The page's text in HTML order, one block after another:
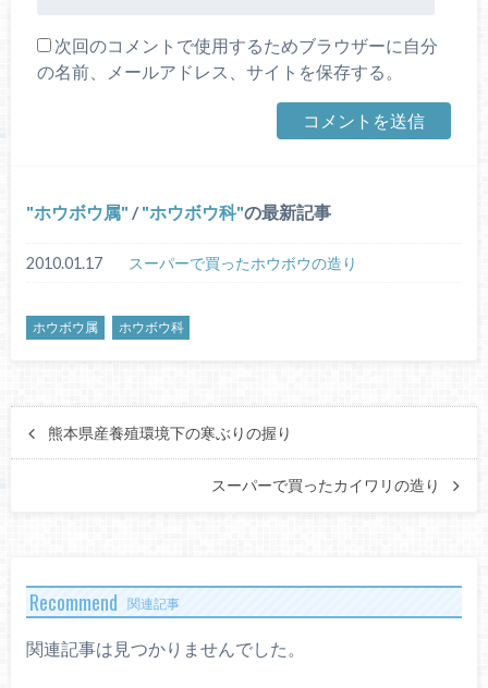
次回のコメントで使用するためブラウザーに自分
の名前、メールアドレス、サイトを保存する。
ホウボウ属 / ホウボウ科 の最新記事
2010.01.17 スーパーで買ったホウボウの造り
ホウボウ属 ホウボウ科
熊本県産養殖環境下の寒ぶりの握り
スーパーで買ったカイワリの造り
Recommend 関連記事
関連記事は見つかりませんでした。